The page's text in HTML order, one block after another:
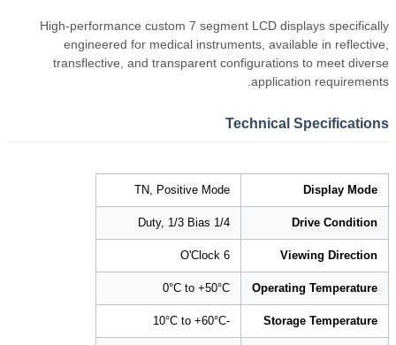
High-performance custom 7 segment LCD displays specifically
engineered for medical instruments, available in reflective,
transflective, and transparent configurations to meet diverse
application requirements.
Technical Specifications
Display Mode
TN, Positive Mode
Drive Condition
1/4 Duty, 1/3 Bias
Viewing Direction
6 O'Clock
Operating Temperature
0°C to +50°C
Storage Temperature
-10°C to +60°C